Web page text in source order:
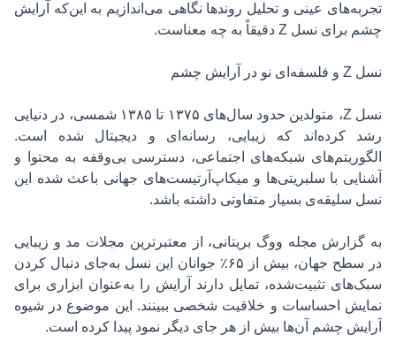
تجربه‌های عینی و تحلیل‌ روندها نگاهی می‌اندازیم به این‌که آرایش
چشم برای نسل Z دقیقاً به چه معناست.
نسل Z و فلسفه‌ای نو در آرایش چشم
نسل Z، متولدین حدود سال‌های ۱۳۷۵ تا ۱۳۸۵ شمسی، در دنیایی
رشد کرده‌اند که زیبایی، رسانه‌ای و دیجیتال شده است.
الگوریتم‌های شبکه‌های اجتماعی، دسترسی بی‌وقفه به محتوا و
آشنایی با سلبریتی‌ها و میکاپ‌آرتیست‌های جهانی باعث شده این
نسل سلیقه‌ی بسیار متفاوتی داشته باشد.
به گزارش مجله ووگ بریتانی، از معتبرترین مجلات مد و زیبایی
در سطح جهان، بیش از ۶۵٪ جوانان این نسل به‌جای دنبال کردن
سبک‌های تثبیت‌شده، تمایل دارند آرایش را به‌عنوان ابزاری برای
نمایش احساسات و خلاقیت شخصی ببینند. این موضوع در شیوه
آرایش چشم آن‌ها بیش از هر جای دیگر نمود پیدا کرده است.